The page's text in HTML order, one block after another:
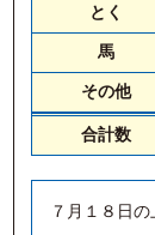
とく
馬
その他
合計数
７月１８日